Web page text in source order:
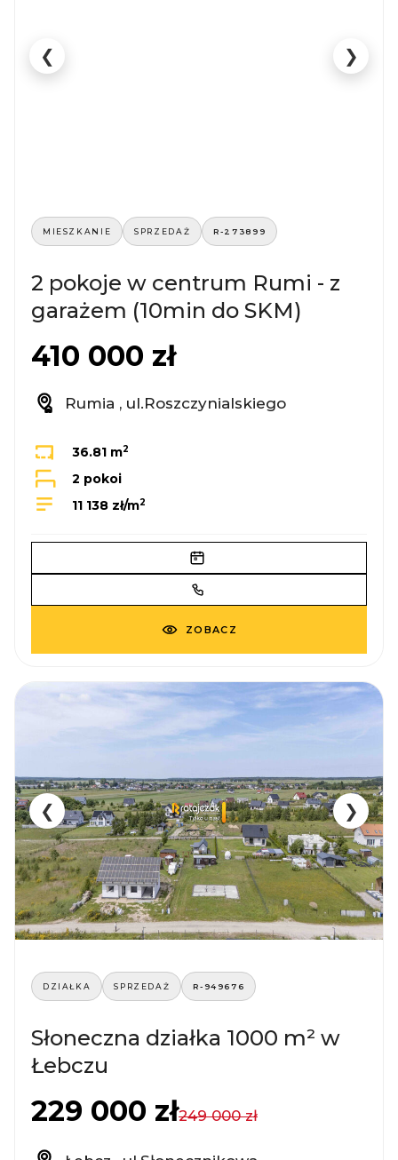
❮ ❯
MIESZKANIE SPRZEDAŻ R-273899
2 pokoje w centrum Rumi - z
garażem (10min do SKM)
410 000 zł
Rumia , ul.Roszczynialskiego
36.81 m2
2 pokoi
11 138 zł/m2
ZOBACZ
❮ ❯
DZIAŁKA SPRZEDAŻ R-949676
Słoneczna działka 1000 m² w
Łebczu
229 000 zł249 000 zł